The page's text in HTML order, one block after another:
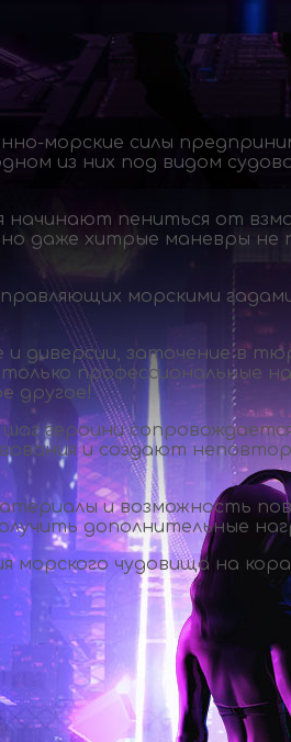
морские силы
из них под видом
начинают пениться от
хитрые маневры не
морскими
диверсии, заточение в
профессиональные
другое!
героини
и создают
и возможность
дополнительные
чудовища на